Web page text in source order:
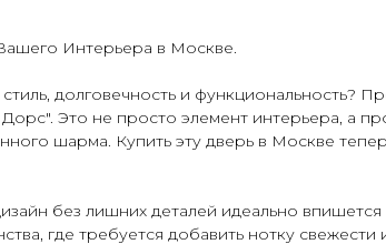
Интерьера в Москве.
долговечность и функциональность?
Это не просто элемент интерьера, а
шарма. Купить эту дверь в Москве
без лишних деталей идеально впишется
где требуется добавить нотку